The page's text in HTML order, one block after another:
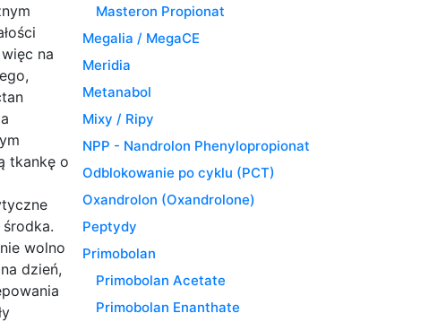
na
tkankę o
wolno
dzień,
Masteron Propionat
Megalia / MegaCE
Meridia
Metanabol
Mixy / Ripy
NPP - Nandrolon Phenylopropionat
Odblokowanie po cyklu (PCT)
Oxandrolon (Oxandrolone)
Peptydy
Primobolan
Primobolan Acetate
Primobolan Enanthate